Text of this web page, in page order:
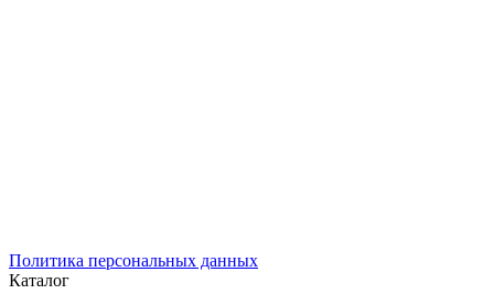
Политика персональных данных
Каталог